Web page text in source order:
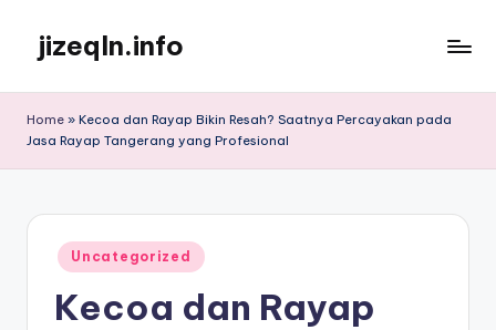
content
jizeqln.info
Untuk
Home » Kecoa dan Rayap Bikin Resah? Saatnya Percayakan pada
Jasa Rayap Tangerang yang Profesional
Posted
in
Uncategorized
Kecoa dan Rayap